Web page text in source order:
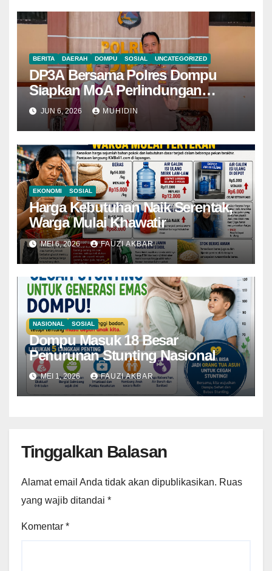
BERITA DAERAH DOMPU SOSIAL UNCATEGORIZED
DP3A Bersama Polres Dompu
Siapkan MoA Perlindungan
Perempuan dan Anak
JUN 6, 2026 MUHIDIN
EKONOMI SOSIAL
Harga Kebutuhan Naik Serentak,
Warga Mulai Khawatir
MEI 6, 2026 FAUZI AKBAR
NASIONAL SOSIAL
Dompu Masuk 18 Besar
Penurunan Stunting Nasional
MEI 1, 2026 FAUZI AKBAR
Tinggalkan Balasan
Alamat email Anda tidak akan dipublikasikan. Ruas
yang wajib ditandai *
Komentar *